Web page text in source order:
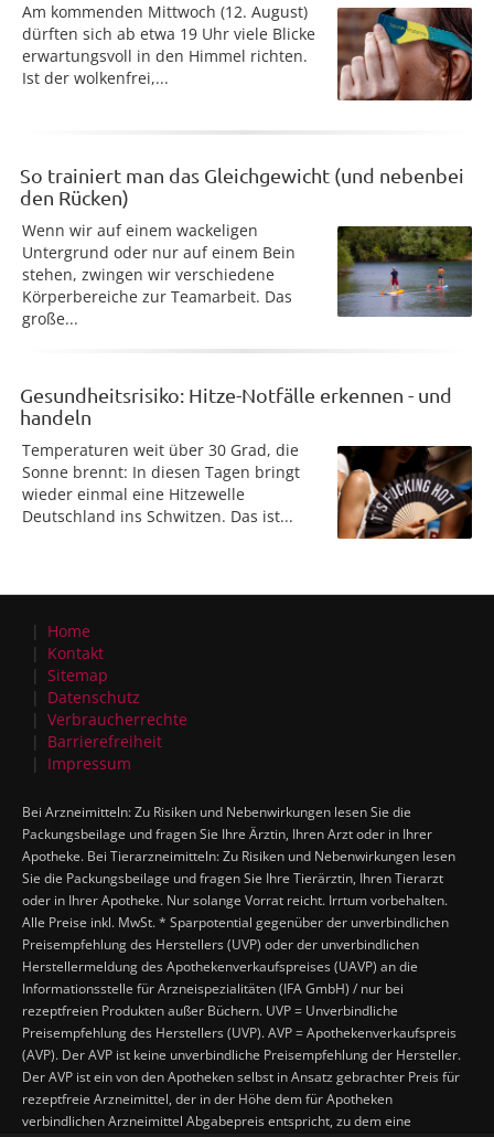
Am kommenden Mittwoch (12. August)
dürften sich ab etwa 19 Uhr viele Blicke
erwartungsvoll in den Himmel richten.
Ist der wolkenfrei,...
So trainiert man das Gleichgewicht (und nebenbei
den Rücken)
Wenn wir auf einem wackeligen
Untergrund oder nur auf einem Bein
stehen, zwingen wir verschiedene
Körperbereiche zur Teamarbeit. Das
große...
Gesundheitsrisiko: Hitze-Notfälle erkennen - und
handeln
Temperaturen weit über 30 Grad, die
Sonne brennt: In diesen Tagen bringt
wieder einmal eine Hitzewelle
Deutschland ins Schwitzen. Das ist...
Home
Kontakt
Sitemap
Datenschutz
Verbraucherrechte
Barrierefreiheit
Impressum
Bei Arzneimitteln: Zu Risiken und Nebenwirkungen lesen Sie die
Packungsbeilage und fragen Sie Ihre Ärztin, Ihren Arzt oder in Ihrer
Apotheke. Bei Tierarzneimitteln: Zu Risiken und Nebenwirkungen lesen
Sie die Packungsbeilage und fragen Sie Ihre Tierärztin, Ihren Tierarzt
oder in Ihrer Apotheke. Nur solange Vorrat reicht. Irrtum vorbehalten.
Alle Preise inkl. MwSt. * Sparpotential gegenüber der unverbindlichen
Preisempfehlung des Herstellers (UVP) oder der unverbindlichen
Herstellermeldung des Apothekenverkaufspreises (UAVP) an die
Informationsstelle für Arzneispezialitäten (IFA GmbH) / nur bei
rezeptfreien Produkten außer Büchern. UVP = Unverbindliche
Preisempfehlung des Herstellers (UVP). AVP = Apothekenverkaufspreis
(AVP). Der AVP ist keine unverbindliche Preisempfehlung der Hersteller.
Der AVP ist ein von den Apotheken selbst in Ansatz gebrachter Preis für
rezeptfreie Arzneimittel, der in der Höhe dem für Apotheken
verbindlichen Arzneimittel Abgabepreis entspricht, zu dem eine